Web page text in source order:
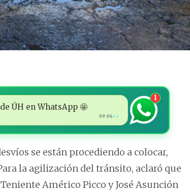
ÚH en WhatsApp 🤩
09:04✓✓
1
se están procediendo a colocar,
la agilización del tránsito, aclaró que
Américo Picco y José Asunción